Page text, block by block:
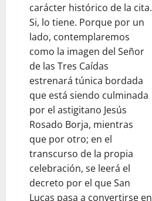
carácter histórico de la cita.
Si, lo tiene. Porque por un
lado, contemplaremos
como la imagen del Señor
de las Tres Caídas
estrenará túnica bordada
que está siendo culminada
por el astigitano Jesús
Rosado Borja, mientras
que por otro; en el
transcurso de la propia
celebración, se leerá el
decreto por el que San
Lucas pasa a convertirse en